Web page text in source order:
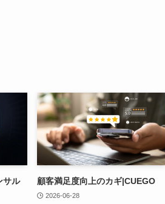
サル
顧客満足度向上のカギ|CUEGO
2026-06-28